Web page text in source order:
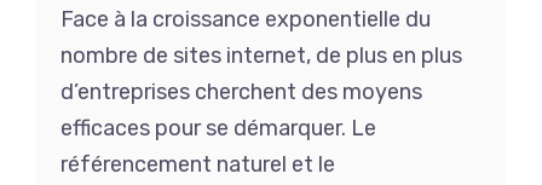
Face à la croissance exponentielle du
nombre de sites internet, de plus en plus
d’entreprises cherchent des moyens
efficaces pour se démarquer. Le
référencement naturel et le